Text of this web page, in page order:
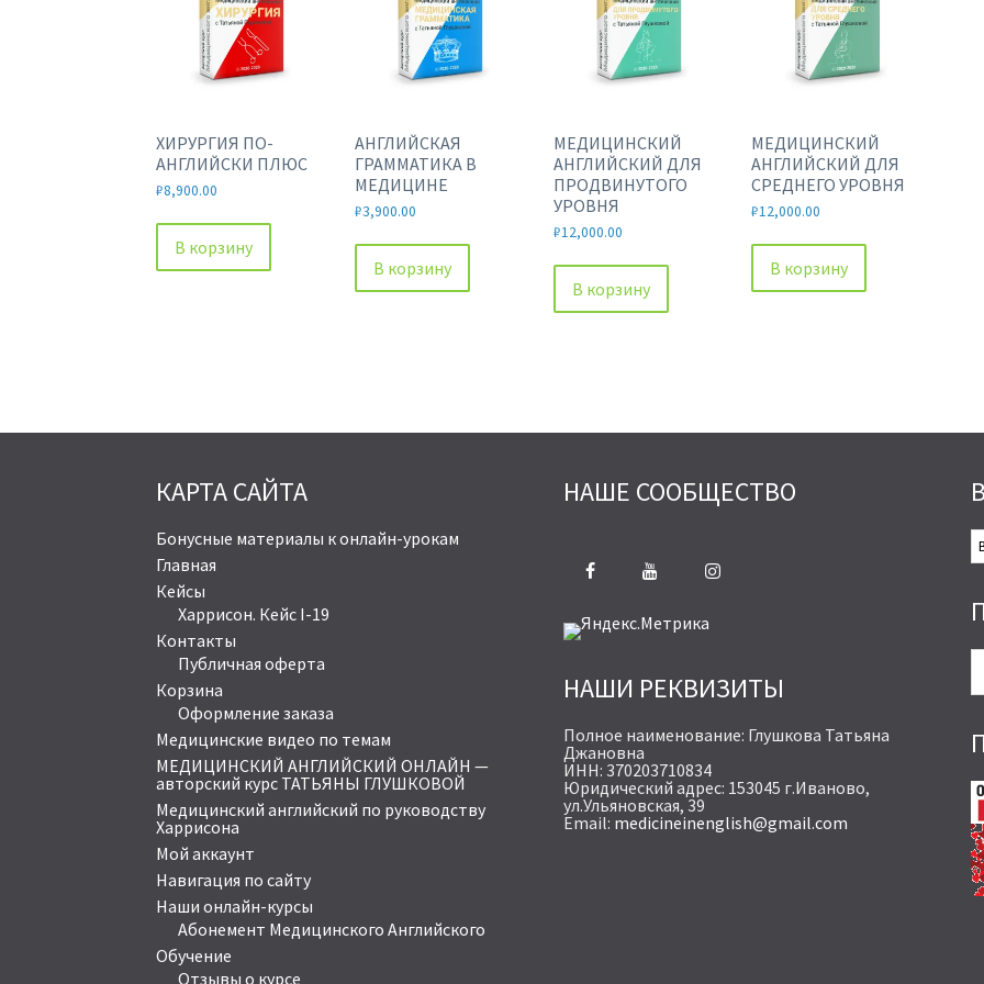
ХИРУРГИЯ ПО-
АНГЛИЙСКИ ПЛЮС
₽8,900.00
В корзину
АНГЛИЙСКАЯ
ГРАММАТИКА В
МЕДИЦИНЕ
₽3,900.00
В корзину
МЕДИЦИНСКИЙ
АНГЛИЙСКИЙ ДЛЯ
ПРОДВИНУТОГО
УРОВНЯ
₽12,000.00
В корзину
МЕДИЦИНСКИЙ
АНГЛИЙСКИЙ ДЛЯ
СРЕДНЕГО УРОВНЯ
₽12,000.00
В корзину
КАРТА САЙТА
Бонусные материалы к онлайн-урокам
Главная
Кейсы
Харрисон. Кейс I-19
Контакты
Публичная оферта
Корзина
Оформление заказа
Медицинские видео по темам
МЕДИЦИНСКИЙ АНГЛИЙСКИЙ ОНЛАЙН —
авторский курс ТАТЬЯНЫ ГЛУШКОВОЙ
Медицинский английский по руководству
Харрисона
Мой аккаунт
Навигация по сайту
Наши онлайн-курсы
Абонемент Медицинского Английского
Обучение
Отзывы о курсе
НАШЕ СООБЩЕСТВО
НАШИ РЕКВИЗИТЫ
Полное наименование: Глушкова Татьяна
Джановна
ИНН: 370203710834
Юридический адрес: 153045 г.Иваново,
ул.Ульяновская, 39
Email: medicineinenglish@gmail.com